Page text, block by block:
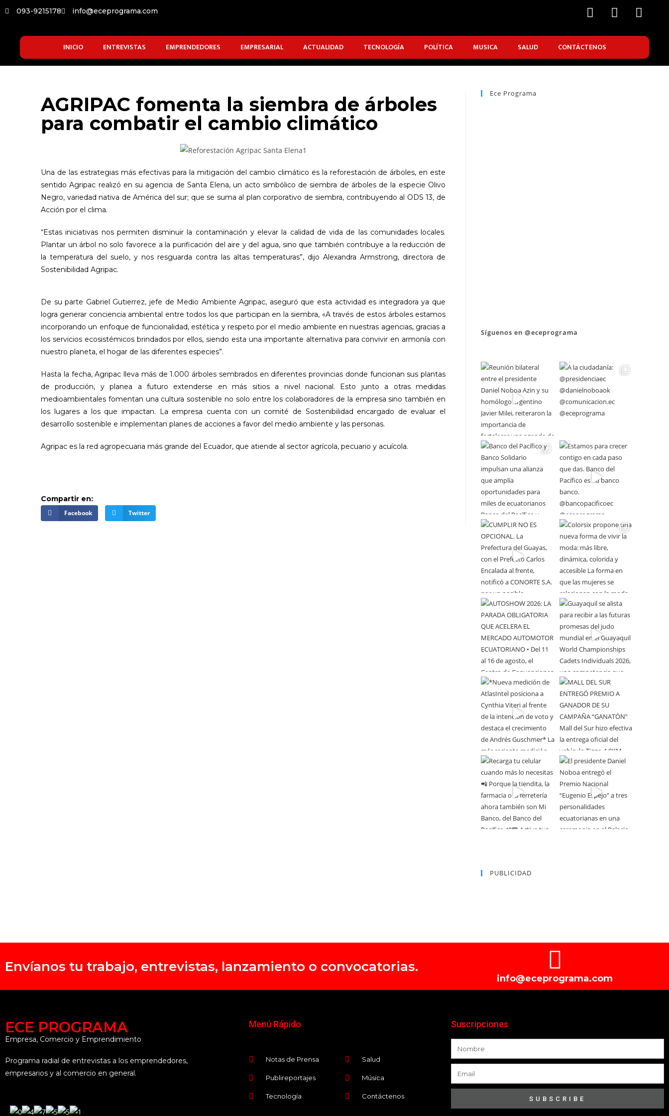
093-9215178 info@eceprograma.com
INICIO ENTREVISTAS EMPRENDEDORES EMPRESARIAL ACTUALIDAD TECNOLOGÍA POLÍTICA MUSICA SALUD CONTÁCTENOS
AGRIPAC fomenta la siembra de árboles
para combatir el cambio climático
Una de las estrategias más efectivas para la mitigación del cambio climático es la reforestación de árboles, en este
sentido Agripac realizó en su agencia de Santa Elena, un acto simbólico de siembra de árboles de la especie Olivo
Negro, variedad nativa de América del sur; que se suma al plan corporativo de siembra, contribuyendo al ODS 13, de
Acción por el clima.
“Estas iniciativas nos permiten disminuir la contaminación y elevar la calidad de vida de las comunidades locales.
Plantar un árbol no solo favorece a la purificación del aire y del agua, sino que también contribuye a la reducción de
la temperatura del suelo, y nos resguarda contra las altas temperaturas”, dijo Alexandra Armstrong, directora de
Sostenibilidad Agripac.
De su parte Gabriel Gutierrez, jefe de Medio Ambiente Agripac, aseguró que esta actividad es integradora ya que
logra generar conciencia ambiental entre todos los que participan en la siembra, «A través de estos árboles estamos
incorporando un enfoque de funcionalidad, estética y respeto por el medio ambiente en nuestras agencias, gracias a
los servicios ecosistémicos brindados por ellos, siendo esta una importante alternativa para convivir en armonía con
nuestro planeta, el hogar de las diferentes especies”.
Hasta la fecha, Agripac lleva más de 1.000 árboles sembrados en diferentes provincias donde funcionan sus plantas
de producción, y planea a futuro extenderse en más sitios a nivel nacional. Esto junto a otras medidas
medioambientales fomentan una cultura sostenible no solo entre los colaboradores de la empresa sino también en
los lugares a los que impactan. La empresa cuenta con un comité de Sostenibilidad encargado de evaluar el
desarrollo sostenible e implementan planes de acciones a favor del medio ambiente y las personas.
Agripac es la red agropecuaria más grande del Ecuador, que atiende al sector agrícola, pecuario y acuícola.
Compartir en:
Facebook Twitter
Ece Programa
Síguenos en @eceprograma
PUBLICIDAD
Envíanos tu trabajo, entrevistas, lanzamiento o convocatorias.
info@eceprograma.com
ECE PROGRAMA
Empresa, Comercio y Emprendimiento
Programa radial de entrevistas a los emprendedores,
empresarios y al comercio en general.
Menú Rápido
Notas de Prensa
Publireportajes
Tecnología
Salud
Música
Contáctenos
Suscripciones
SUBSCRIBE